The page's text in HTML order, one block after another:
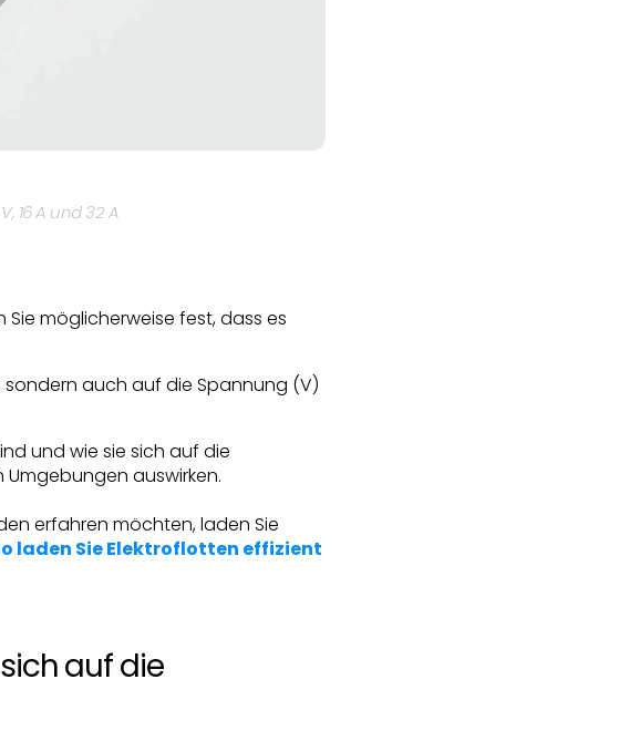
16 A und 32 A
möglicherweise fest, dass es
sondern auch auf die Spannung (V)
und wie sie sich auf die
auswirken.
erfahren möchten, laden Sie
laden Sie Elektroflotten effizient
auf die